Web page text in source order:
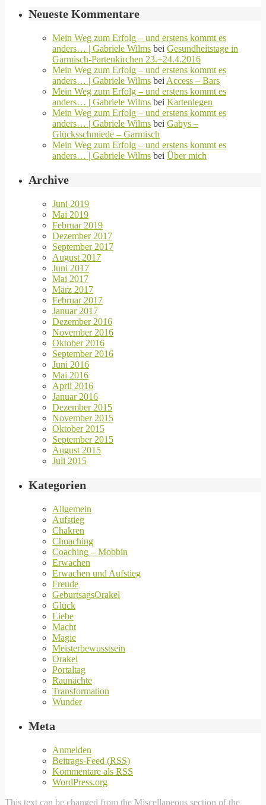
Neueste Kommentare
Mein Weg zum Erfolg – und erstens kommt es
anders… | Gabriele Wilms bei Gesundheitstage in
Garmisch-Partenkirchen 23.+24.4.2016
Mein Weg zum Erfolg – und erstens kommt es
anders… | Gabriele Wilms bei Access – Bars
Mein Weg zum Erfolg – und erstens kommt es
anders… | Gabriele Wilms bei Kartenlegen
Mein Weg zum Erfolg – und erstens kommt es
anders… | Gabriele Wilms bei Gabys –
Glücksschmiede – Garmisch
Mein Weg zum Erfolg – und erstens kommt es
anders… | Gabriele Wilms bei Über mich
Archive
Juni 2019
Mai 2019
Februar 2019
Dezember 2017
September 2017
August 2017
Juni 2017
Mai 2017
März 2017
Februar 2017
Januar 2017
Dezember 2016
November 2016
Oktober 2016
September 2016
Juni 2016
Mai 2016
April 2016
Januar 2016
Dezember 2015
November 2015
Oktober 2015
September 2015
August 2015
Juli 2015
Kategorien
Allgemein
Aufstieg
Chakren
Choaching
Coaching – Mobbin
Erwachen
Erwachen und Aufstieg
Freude
GeburtsagsOrakel
Glück
Liebe
Macht
Magie
Meisterbewusstsein
Orakel
Portaltag
Raunächte
Transformation
Wunder
Meta
Anmelden
Beitrags-Feed (RSS)
Kommentare als RSS
WordPress.org
This text can be changed from the Miscellaneous section of the